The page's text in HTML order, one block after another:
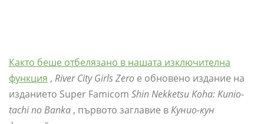
Както беше отбелязано в нашата изключителна
функция , River City Girls Zero е обновено издание на
изданието Super Famicom Shin Nekketsu Koha: Kunio-
tachi no Banka , първото заглавие вКунио-кун